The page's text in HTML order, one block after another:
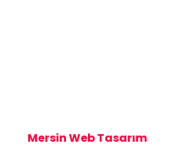
Mersin Web Tasarım